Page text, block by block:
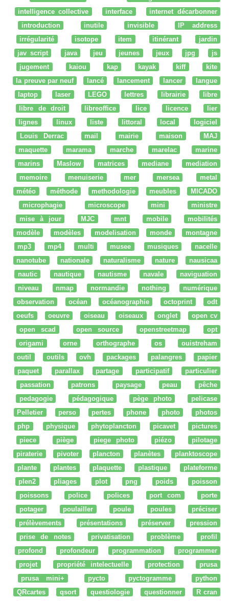
intelligence collective
interface
internet décarbonner
introduction
inutile invisible
IP address
irrégularité
isotope item itinérant
jardin
jav script
java jeu jeunes jeux jpg
js
jugement
kaiou kap kayak kiff
kite
la preuve par neuf
lancé lancement lancer
langue
laptop
laser LEGO lettres librairie
libre
libre de droit
libreoffice lice licence
lier
lignes
linux liste littoral local
logiciel
Louis Derrac
mail mairie maison
MAJ
maquette
marama marche marelac
marine
marins
Maslow matrices mediane
mediation
memoire
menuiserie mer mersea
metal
météo
méthode methodologie meubles
MICADO
microphagie
microscope mini
ministre
mise à jour
MJC mnt mobile
mobilités
modèle
modèles modelisation monde
montagne
mp3
mp4 multi musee musiques
nacelle
nanotube
nationale naturalisme nature
nausicaa
nautic
nautique nautisme navale
naviguation
niveau
nmap normandie nothing
numérique
observation
océan océanographie octoprint
odt
oeufs
oeuvre oiseau oiseaux onglet
open cv
open scad
open source openstreetmap
opt
origami
orne orthographe os
ouistreham
outil
outils ovh packages palangres
papier
paquet
parallax partage participatif
particulier
passation
patrons paysage peau
pêche
pedagogie
pédagogique pège photo
pelicase
Pelletier
perso pertes phone photo
photos
php
physique phytoplancton picavet
pictures
piece
piège piege photo piézo
pilotage
piraterie
pivoter plancton planètes
planktoscope
plante
plantes plaquette plastique
plateforme
plen2
pliages plot png poids
poisson
poissons
police polices port com
porte
potager
poulailler poule poules
préciser
prélèvements
présentations préserver
pression
prise de notes
privatisation problème
profil
profond
profondeur programmation
programmer
projet
propriété intelectuelle protection
prusa
prusa mini+
pycto pyctogramme
python
QRcartes
qsort questiologie questionner
R cran